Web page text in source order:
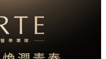
永豐商業銀行
星展（台灣）商業銀行
中國信託商業銀行